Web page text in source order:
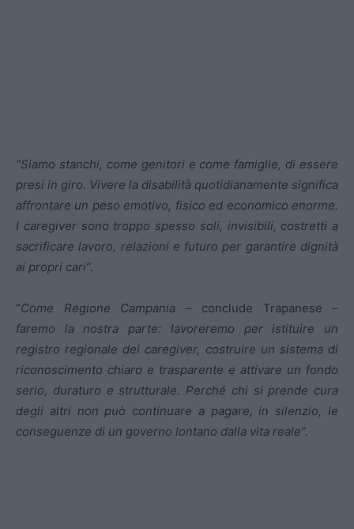
“Siamo stanchi, come genitori e come famiglie, di essere
presi in giro. Vivere la disabilità quotidianamente significa
affrontare un peso emotivo, fisico ed economico enorme.
I caregiver sono troppo spesso soli, invisibili, costretti a
sacrificare lavoro, relazioni e futuro per garantire dignità
ai propri cari”.
“Come Regione Campania – conclude Trapanese –
faremo la nostra parte: lavoreremo per istituire un
registro regionale dei caregiver, costruire un sistema di
riconoscimento chiaro e trasparente e attivare un fondo
serio, duraturo e strutturale. Perché chi si prende cura
degli altri non può continuare a pagare, in silenzio, le
conseguenze di un governo lontano dalla vita reale”.